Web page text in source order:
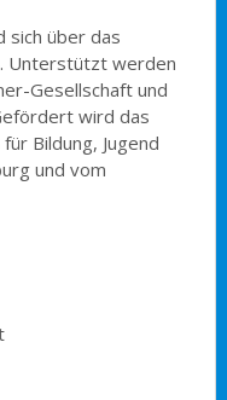
sich über das
Unterstützt werden
Gesellschaft und
wird das
Bildung, Jugend
und vom